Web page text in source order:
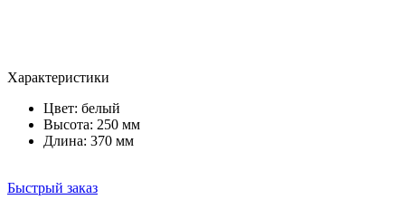
Характеристики
Цвет: белый
Высота: 250 мм
Длина: 370 мм
Быстрый заказ